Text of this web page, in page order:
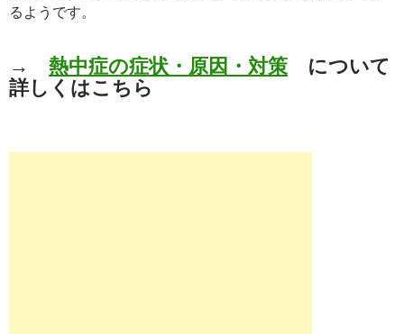
るようです。
→ 熱中症の症状・原因・対策 について
詳しくはこちら